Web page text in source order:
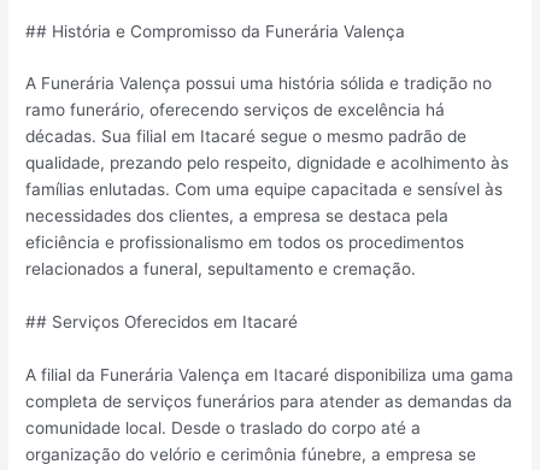
## História e Compromisso da Funerária Valença
A Funerária Valença possui uma história sólida e tradição no
ramo funerário, oferecendo serviços de excelência há
décadas. Sua filial em Itacaré segue o mesmo padrão de
qualidade, prezando pelo respeito, dignidade e acolhimento às
famílias enlutadas. Com uma equipe capacitada e sensível às
necessidades dos clientes, a empresa se destaca pela
eficiência e profissionalismo em todos os procedimentos
relacionados a funeral, sepultamento e cremação.
## Serviços Oferecidos em Itacaré
A filial da Funerária Valença em Itacaré disponibiliza uma gama
completa de serviços funerários para atender as demandas da
comunidade local. Desde o traslado do corpo até a
organização do velório e cerimônia fúnebre, a empresa se